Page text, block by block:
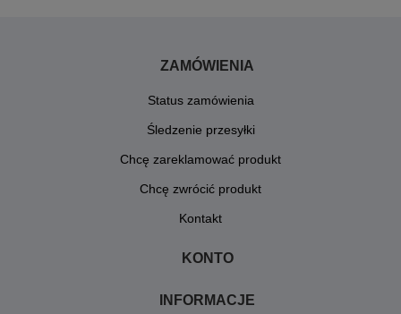
ZAMÓWIENIA
Status zamówienia
Śledzenie przesyłki
Chcę zareklamować produkt
Chcę zwrócić produkt
Kontakt
KONTO
INFORMACJE